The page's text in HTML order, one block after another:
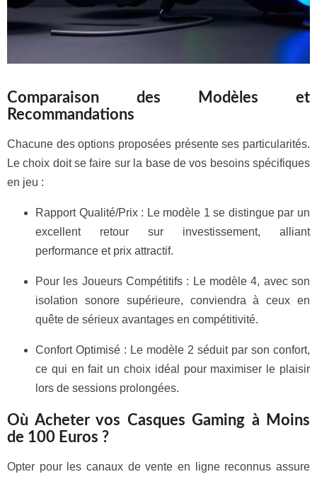
Comparaison des Modèles et
Recommandations
Chacune des options proposées présente ses particularités.
Le choix doit se faire sur la base de vos besoins spécifiques
en jeu :
Rapport Qualité/Prix : Le modèle 1 se distingue par un
excellent retour sur investissement, alliant
performance et prix attractif.
Pour les Joueurs Compétitifs : Le modèle 4, avec son
isolation sonore supérieure, conviendra à ceux en
quête de sérieux avantages en compétitivité.
Confort Optimisé : Le modèle 2 séduit par son confort,
ce qui en fait un choix idéal pour maximiser le plaisir
lors de sessions prolongées.
Où Acheter vos Casques Gaming à Moins
de 100 Euros ?
Opter pour les canaux de vente en ligne reconnus assure